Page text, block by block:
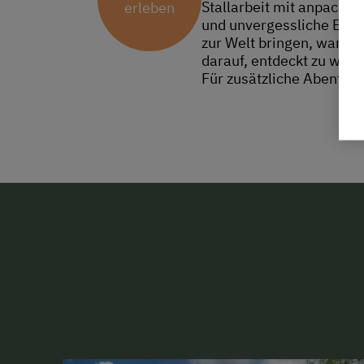
erleben
Stallarbeit mit
und unvergessliche
zur Welt bringen,
darauf, entdeckt zu
Für zusätzliche